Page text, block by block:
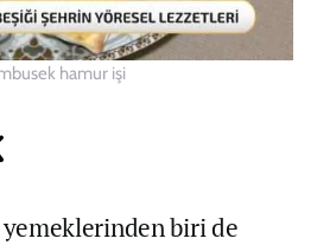
hamur işi
biri de